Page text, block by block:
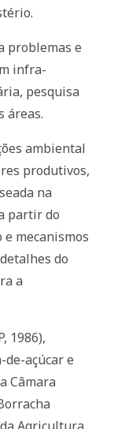
problemas e
infra-
pesquisa
áreas.
ambiental
produtivos,
na
partir do
mecanismos
do
a
1986),
açúcar e
Câmara